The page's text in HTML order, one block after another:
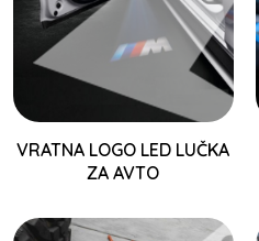
VRATNA LOGO LED LUČKA
ZA AVTO